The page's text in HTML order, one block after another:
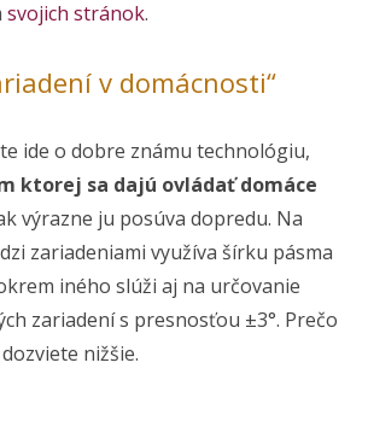
svojich stránok.
v domácnosti“
ide o dobre známu technológiu,
ktorej sa dajú ovládať domáce
výrazne ju posúva dopredu. Na
zariadeniami využíva šírku pásma
iného slúži aj na určovanie
zariadení s presnosťou ±3°. Prečo
nižšie.